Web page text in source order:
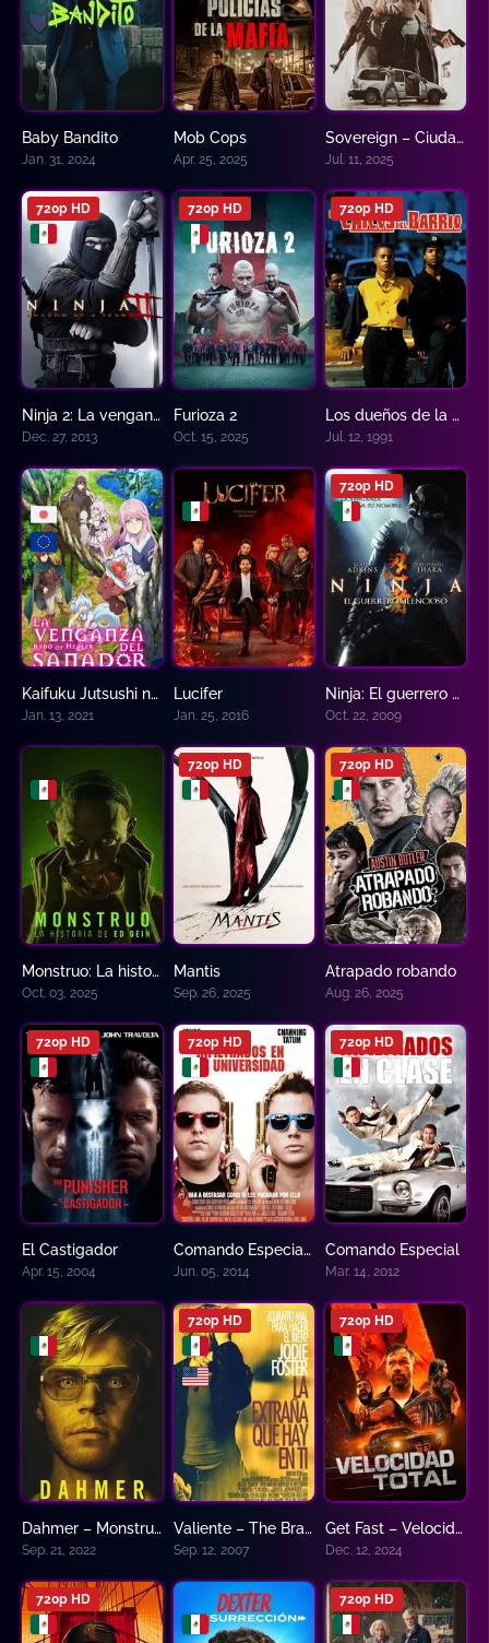
Baby Bandito
Jan. 31, 2024
Mob Cops
Apr. 25, 2025
6.5Sovereign – Ciudadanos Soberanos
Jul. 11, 2025
6.1
720p HD
Ninja 2: La venganza del guerrero
Dec. 27, 2013
720p HD
Furioza 2
Oct. 15, 2025
0
720p HD
Los dueños de la calle
Jul. 12, 1991
8.329Kaifuku Jutsushi no Yarinaoshi
Jan. 13, 2021
Lucifer
Jan. 25, 2016
5.5
720p HD
Ninja: El guerrero silencioso
Oct. 22, 2009
4.5Monstruo: La historia de Ed Gein
Oct. 03, 2025
720p HD
Mantis
Sep. 26, 2025
7.2
720p HD
Atrapado robando
Aug. 26, 2025
720p HD
El Castigador
Apr. 15, 2004
7.0
720p HD
Comando Especial 2
Jun. 05, 2014
7.2
720p HD
Comando Especial
Mar. 14, 2012
8Dahmer – Monstruo: La historia de Jeffrey Dahmer
Sep. 21, 2022
6.7
720p HD
Valiente – The Brave One
Sep. 12, 2007
3.7
720p HD
Get Fast – Velocidad Total
Dec. 12, 2024
720p HD 720p HD